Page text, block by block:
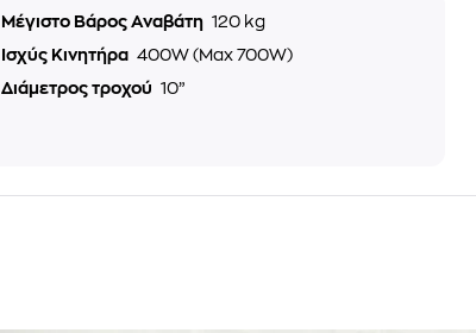
Μέγιστο Βάρος Αναβάτη 120 kg
Ισχύς Κινητήρα 400W (Max 700W)
Διάμετρος τροχού 10”